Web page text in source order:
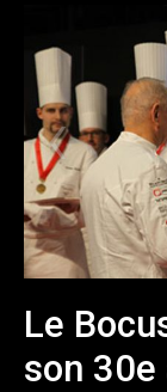
Le
son 30e